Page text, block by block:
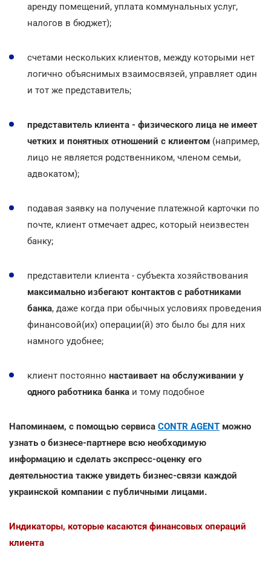
аренду помещений, уплата коммунальных услуг,
налогов в бюджет);
счетами нескольких клиентов, между которыми нет
логично объяснимых взаимосвязей, управляет один
и тот же представитель;
представитель клиента - физического лица не имеет
четких и понятных отношений с клиентом (например,
лицо не является родственником, членом семьи,
адвокатом);
подавая заявку на получение платежной карточки по
почте, клиент отмечает адрес, который неизвестен
банку;
представители клиента - субъекта хозяйствования
максимально избегают контактов с работниками
банка, даже когда при обычных условиях проведения
финансовой(их) операции(й) это было бы для них
намного удобнее;
клиент постоянно настаивает на обслуживании у
одного работника банка и тому подобное
Напоминаем, с помощью сервиса CONTR AGENT можно
узнать о бизнесе-партнере всю необходимую
информацию и сделать экспресс-оценку его
деятельностиа также увидеть бизнес-связи каждой
украинской компании с публичными лицами.
Индикаторы, которые касаются финансовых операций
клиента